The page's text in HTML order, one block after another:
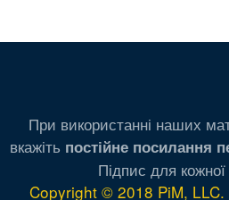
При використанні наших
вкажіть постійне посилання
Підпис для кожної
Copyright © 2018 PiM, LLC.